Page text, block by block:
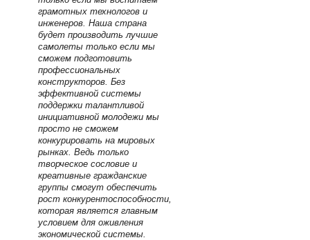
грамотных технологов и
инженеров. Наша страна
будет производить лучшие
самолеты только если мы
сможем подготовить
профессиональных
конструкторов. Без
эффективной системы
поддержки талантливой
инициативной молодежи мы
просто не сможем
конкурировать на мировых
рынках. Ведь только
творческое сословие и
креативные гражданские
группы смогут обеспечить
рост конкурентоспособности,
которая является главным
условием для оживления
экономической системы.